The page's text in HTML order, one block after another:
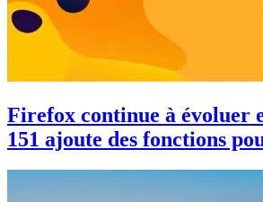
Firefox continue à évoluer
151 ajoute des fonctions